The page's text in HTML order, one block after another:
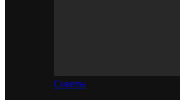
Советы